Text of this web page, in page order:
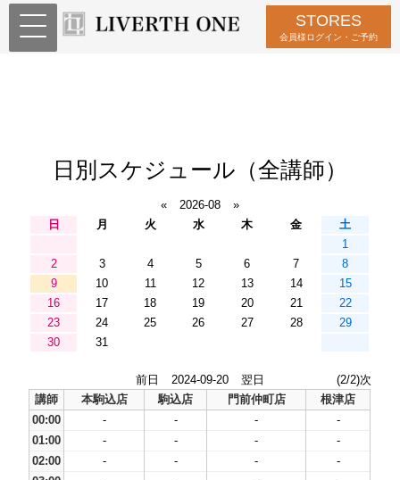
STORES
会員様ログイン・ご予約
日別スケジュール（全講師）
« 2026-08
»
日
月 火 水 木 金
土
1
2
3 4 5 6 7
8
9
10 11 12 13 14
15
16
17 18 19 20 21
22
23
24 25 26 27 28
29
30
31
前日 2024-09-20 翌日
(2/2)次
講師
本駒込店 駒込店 門前仲町店
根津店
00:00
- - -
-
01:00
- - -
-
02:00
- - -
-